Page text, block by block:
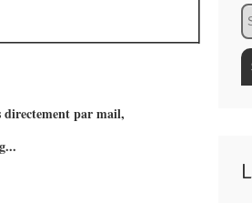
directement par mail,